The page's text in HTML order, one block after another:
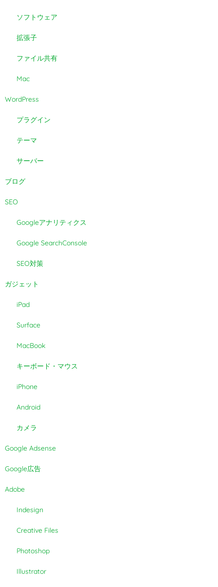
ソフトウェア
拡張子
ファイル共有
Mac
WordPress
プラグイン
テーマ
サーバー
ブログ
SEO
Googleアナリティクス
Google SearchConsole
SEO対策
ガジェット
iPad
Surface
MacBook
キーボード・マウス
iPhone
Android
カメラ
Google Adsense
Google広告
Adobe
Indesign
Creative Files
Photoshop
Illustrator